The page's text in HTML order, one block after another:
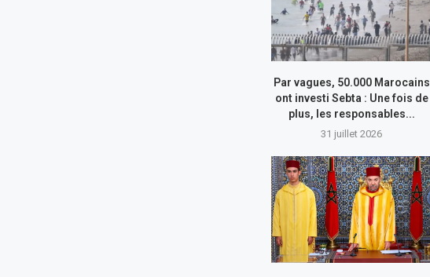
Par vagues, 50.000 Marocains
ont investi Sebta : Une fois de
plus, les responsables...
31 juillet 2026